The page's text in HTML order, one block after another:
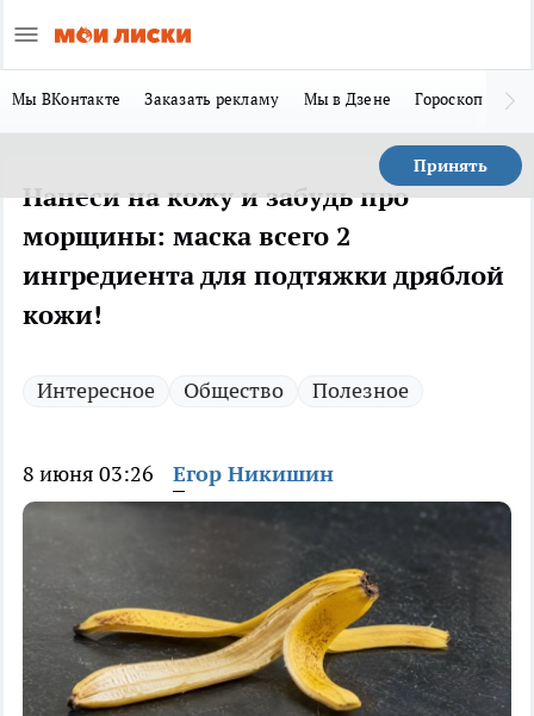
Мы ВКонтакте Заказать рекламу Мы в Дзене Гороскоп
Принять
Нанеси на кожу и забудь про
морщины: маска всего 2
ингредиента для подтяжки дряблой
кожи!
Интересное Общество Полезное
8 июня 03:26 Егор Никишин